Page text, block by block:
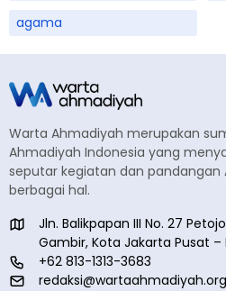
agama
Warta Ahmadiyah merupakan
Ahmadiyah Indonesia yang
seputar kegiatan dan
berbagai hal.
Jln. Balikpapan III No. 27
Gambir, Kota Jakarta Pusat –
+62 813-1313-3683
redaksi@wartaahmadiyah.org